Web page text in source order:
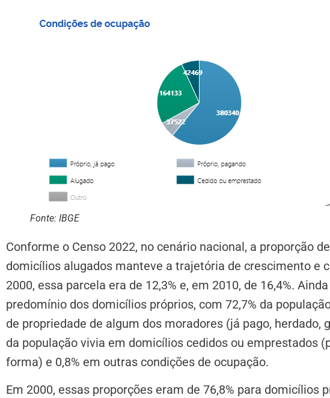
Fonte: IBGE
Conforme o Censo 2022, no cenário nacional, a proporção
domicílios alugados manteve a trajetória de crescimento e
2000, essa parcela era de 12,3% e, em 2010, de 16,4%.
predomínio dos domicílios próprios, com 72,7% da
de propriedade de algum dos moradores (já pago, herdado,
da população vivia em domicílios cedidos ou emprestados
forma) e 0,8% em outras condições de ocupação.
Em 2000, essas proporções eram de 76,8% para domicílios